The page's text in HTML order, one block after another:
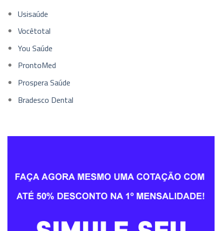
Usisaúde
Vocêtotal
You Saúde
ProntoMed
Prospera Saúde
Bradesco Dental